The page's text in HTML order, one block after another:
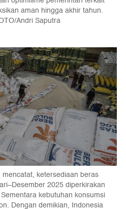
aman hingga akhir tahun.
Andri Saputra
ketersediaan beras
2025 diperkirakan
kebutuhan konsumsi
Dengan demikian, Indonesia